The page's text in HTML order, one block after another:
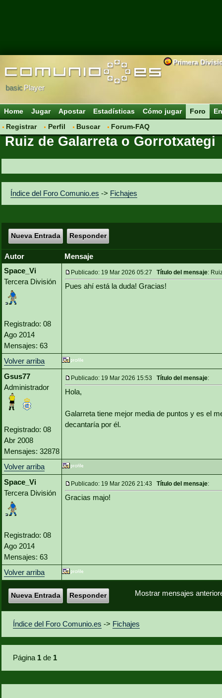
Primera
basicPlayer
Home Jugar Apostar Estadísticas Cómo jugar
Foro
Registrar
Perfil Buscar Forum-FAQ
Ruiz de Galarreta o Gorrotxategi
Índice del Foro Comunio.es -> Fichajes
Nueva Entrada Responder
Autor
Mensaje
Space_Vi
Tercera División
Registrado: 08
Ago 2014
Mensajes: 63
Publicado: 19 Mar 2026 05:27 Título del mensaje:
Pues ahí está la duda! Gracias!
Volver arriba
Gsus77
Administrador
Registrado: 08
Abr 2008
Mensajes: 32878
Publicado: 19 Mar 2026 15:53 Título del mensaje:
Hola,
Galarreta tiene mejor media de puntos y es el
decantaría por él.
Volver arriba
Space_Vi
Tercera División
Registrado: 08
Ago 2014
Mensajes: 63
Publicado: 19 Mar 2026 21:43 Título del mensaje:
Gracias majo!
Volver arriba
Mostrar mensajes
Nueva Entrada Responder
Índice del Foro Comunio.es -> Fichajes
Página 1 de 1